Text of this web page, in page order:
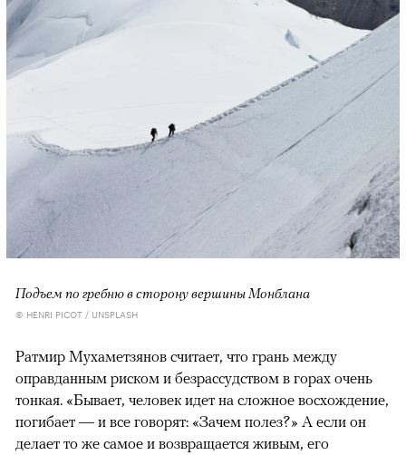
Подъем по гребню в сторону вершины Монблана
© HENRI PICOT / UNSPLASH
Ратмир Мухаметзянов считает, что грань между
оправданным риском и безрассудством в горах очень
тонкая. «Бывает, человек идет на сложное восхождение,
погибает — и все говорят: «Зачем полез?» А если он
делает то же самое и возвращается живым, его